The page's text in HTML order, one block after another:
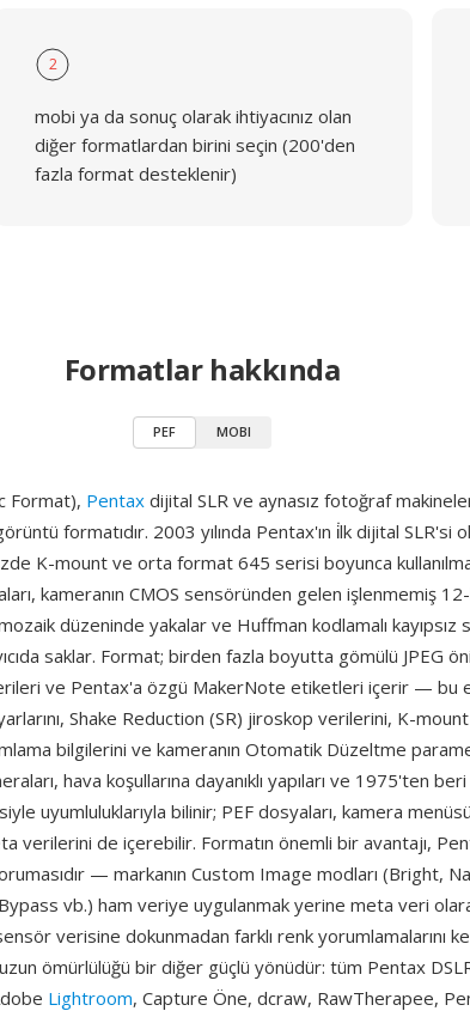
2
mobi ya da sonuç olarak ihtiyacınız olan
diğer formatlardan birini seçin (200'den
fazla format desteklenir)
Formatlar hakkında
PEF MOBI
Format), Pentax dijital SLR ve aynasız fotoğraf
formatıdır. 2003 yılında Pentax'ın i̇lk dijital SLR'si
K-mount ve orta format 645 serisi boyunca
kameranın CMOS sensöründen gelen işlenmemiş
düzeninde yakalar ve Huffman kodlamalı kayıpsız
saklar. Format; birden fazla boyutta gömülü JPEG
ve Pentax'a özgü MakerNote etiketleri içerir — bu
Shake Reduction (SR) jiroskop verilerini, K-
bilgilerini ve kameranın Otomatik Düzeltme
hava koşullarına dayanıklı yapıları ve 1975'ten
uyumluluklarıyla bilinir; PEF dosyaları, kamera
verilerini de içerebilir. Formatın önemli bir avantajı,
— markanın Custom Image modları (Bright,
vb.) ham veriye uygulanmak yerine meta veri
verisine dokunmadan farklı renk yorumlamalarını
uzun ömürlülüğü bir diğer güçlü yönüdür: tüm Pentax
Lightroom, Capture Öne, dcraw, RawTherapee,